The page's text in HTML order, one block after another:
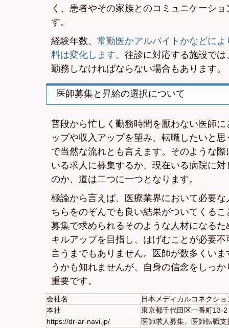
く、患者やその家族とのコミュニケーシ
す。
経験年数、 常勤医かアルバイトかなどに
料は変化します。 往診に対応する施設で
勤務しなければならない場合もあります。
医師募集と昇給の選択について
普段から忙しく勤務時間を厭わない医師
ップや収入アップを望み、転職したいと
で当然な流れとも言えます。そのような際
いる求人に募集するか、現在いる病院に
のか、道は二つに一つとなります。
極論から言えば、医療業界において必要
ちらをのぞんでも良い結果がついてくる
募集で求められるそのような人材になる
キルアップを目指し、はげむことが必要
言うまでもありません。医師が数多くい
うかも知れませんが、自身の信念をしっ
重要です。
会社名
日本メディカルコネクシ
本社
東京都千代田区一番町13-2
https://dr-ar-navi.jp/
医師求人募集、医師転職